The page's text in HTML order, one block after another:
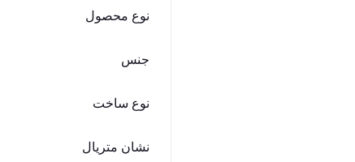
نوع محصول
جنس
نوع ساخت
نشان متریال